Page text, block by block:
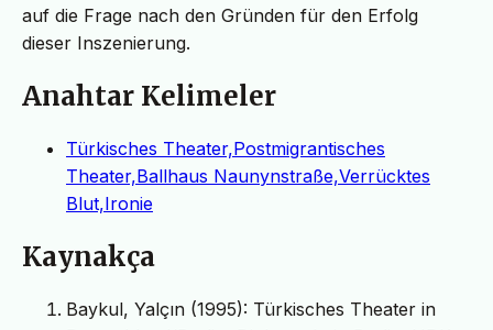
auf die Frage nach den Gründen für den Erfolg
dieser Inszenierung.
Anahtar Kelimeler
Türkisches Theater,Postmigrantisches
Theater,Ballhaus Naunynstraße,Verrücktes
Blut,Ironie
Kaynakça
Baykul, Yalçın (1995): Türkisches Theater in